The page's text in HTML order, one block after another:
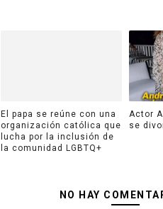
El papa se reúne con una
organización católica que
lucha por la inclusión de
la comunidad LGBTQ+
Actor
se
NO HAY